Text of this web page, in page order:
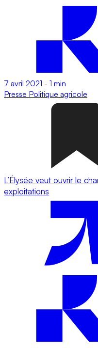
7 avril 2021 - 1 min
Presse Politique agricole
L’Élysée veut ouvrir le
exploitations